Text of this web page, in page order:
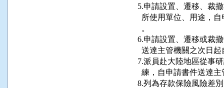
5.申請設置、遷移、
所使用單位、用途
        。
6.申請設置、遷移或
送達主管機關之次日
7.派員赴大陸地區從
練，自申請書件送
8.列為存款保險風險